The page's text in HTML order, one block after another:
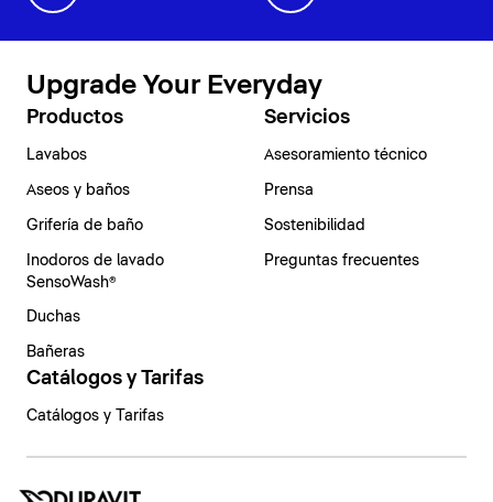
Upgrade Your Everyday
Productos
Lavabos
Aseos y baños
Grifería de baño
Inodoros de lavado
SensoWash®
Duchas
Bañeras
Servicios
Asesoramiento técnico
Prensa
Sostenibilidad
Preguntas frecuentes
Catálogos y Tarifas
Catálogos y Tarifas